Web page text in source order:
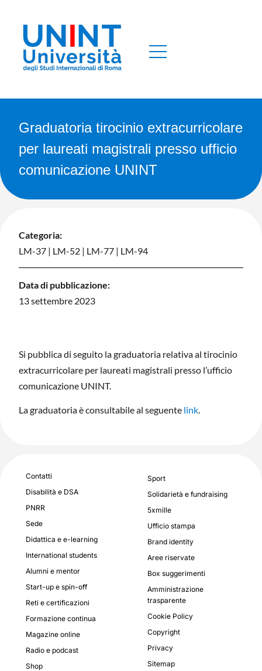
Graduatoria tirocinio extracurricolare
per laureati magistrali presso ufficio
comunicazione UNINT
Categoria:
LM-37 | LM-52 | LM-77 | LM-94
Data di pubblicazione:
13 settembre 2023
Si pubblica di seguito la graduatoria relativa al tirocinio
extracurricolare per laureati magistrali presso l’ufficio
comunicazione UNINT.
La graduatoria è consultabile al seguente link.
Contatti
Disabilità e DSA
PNRR
Sede
Didattica e e-learning
International students
Alumni e mentor
Start-up e spin-off
Reti e certificazioni
Formazione continua
Magazine online
Radio e podcast
Shop
Sport
Solidarietà e fundraising
5xmille
Ufficio stampa
Brand identity
Aree riservate
Box suggerimenti
Amministrazione
trasparente
Cookie Policy
Copyright
Privacy
Sitemap